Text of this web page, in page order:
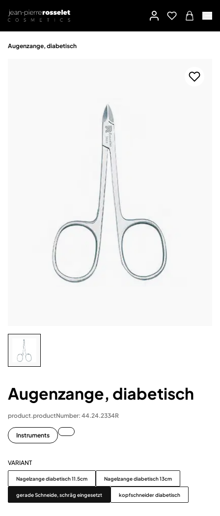
Augenzange, diabetisch
Augenzange, diabetisch
product.productNumber: 44.24.2334R
Instruments
VARIANT
Variant
Nagelzange diabetisch 11.5cm Nagelzange diabetisch 13cm
gerade Schneide, schräg eingesetzt kopfschneider diabetisch